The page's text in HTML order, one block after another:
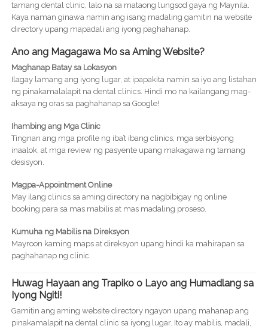
tamang dental clinic, lalo na sa mataong lungsod gaya ng Maynila.
Kaya naman ginawa namin ang isang madaling gamitin na website
directory upang mapadali ang iyong paghahanap.
Ano ang Magagawa Mo sa Aming Website?
Maghanap Batay sa Lokasyon
Ilagay lamang ang iyong lugar, at ipapakita namin sa iyo ang listahan
ng pinakamalalapit na dental clinics. Hindi mo na kailangang mag-
aksaya ng oras sa paghahanap sa Google!
Ihambing ang Mga Clinic
Tingnan ang mga profile ng iba’t ibang clinics, mga serbisyong
inaalok, at mga review ng pasyente upang makagawa ng tamang
desisyon.
Magpa-Appointment Online
May ilang clinics sa aming directory na nagbibigay ng online
booking para sa mas mabilis at mas madaling proseso.
Kumuha ng Mabilis na Direksyon
Mayroon kaming maps at direksyon upang hindi ka mahirapan sa
paghahanap ng clinic.
Huwag Hayaan ang Trapiko o Layo ang Humadlang sa
Iyong Ngiti!
Gamitin ang aming website directory ngayon upang mahanap ang
pinakamalapit na dental clinic sa iyong lugar. Ito ay mabilis, madali,